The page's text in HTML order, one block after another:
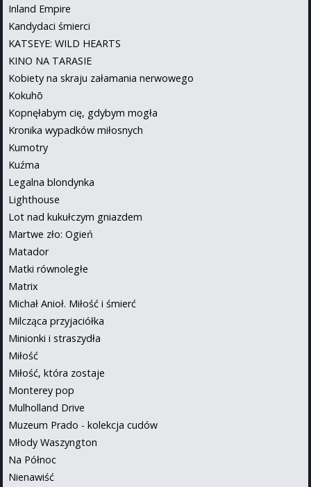
Inland Empire
Kandydaci śmierci
KATSEYE: WILD HEARTS
KINO NA TARASIE
Kobiety na skraju załamania nerwowego
Kokuhō
Kopnęłabym cię, gdybym mogła
Kronika wypadków miłosnych
Kumotry
Kuźma
Legalna blondynka
Lighthouse
Lot nad kukułczym gniazdem
Martwe zło: Ogień
Matador
Matki równoległe
Matrix
Michał Anioł. Miłość i śmierć
Milcząca przyjaciółka
Minionki i straszydła
Miłość
Miłość, która zostaje
Monterey pop
Mulholland Drive
Muzeum Prado - kolekcja cudów
Młody Waszyngton
Na Północ
Nienawiść